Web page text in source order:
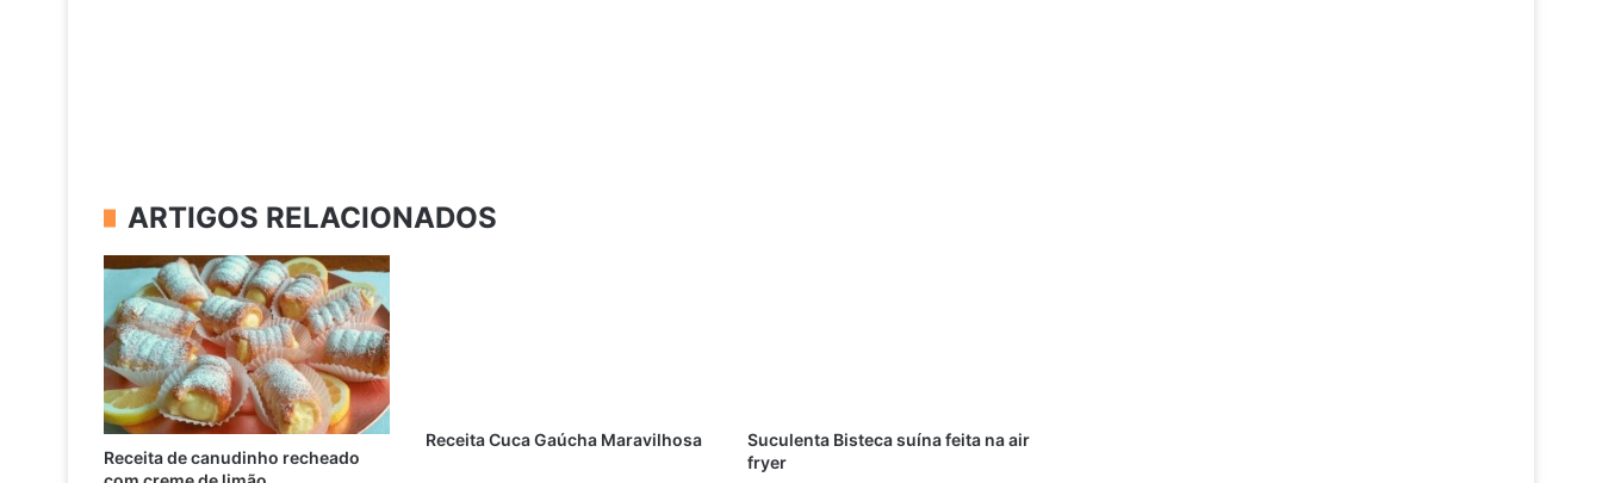
ARTIGOS RELACIONADOS
Receita de canudinho recheado
Receita Cuca Gaúcha Maravilhosa
Suculenta Bisteca suína feita na air
fryer